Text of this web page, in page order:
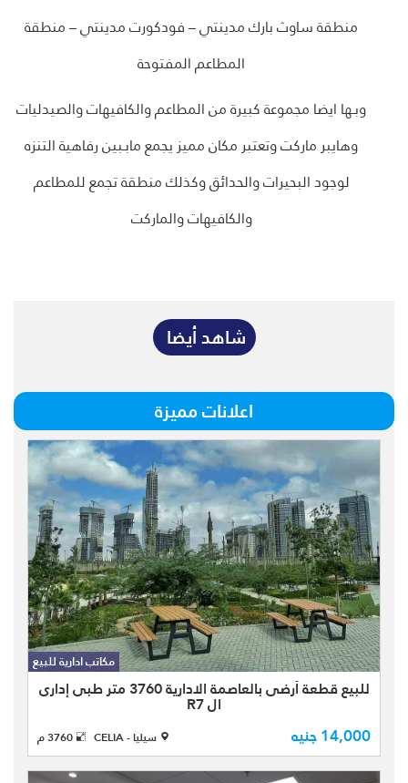
منطقة ساوث بارك مدينتي – فودكورت مدينتي – منطقة
المطاعم المفتوحة
وبـها ايضا مجموعة كبيرة من المطاعم والكافيهات والصيدليات
وهايبر ماركت وتعتبر مكان مميز يجمع مابـبين رفاهية التنزه
لوجود البحيرات والحدائق وكذلك منطقة تجمع للمطاعم
والكافيهات والماركت
شاهد أيضا
اعلانات مميزة
للبيع قطعة أرضى 3760 متر مربع
العاصمة الادارية ال R7 l موقع قريب من
البرج الايقونى وال ميد تاون سولو وميد
تاون كوندو مول الموقع ناصية ذا موقع
فريد الأرض مسدد الاقسا ...
مكاتب ادارية للبيع
للبيع قطعة أرضى بالعاصمة الادارية 3760 متر طبى إدارى
ال R7
14,000 جنيه سيليا - CELIA 3760 م